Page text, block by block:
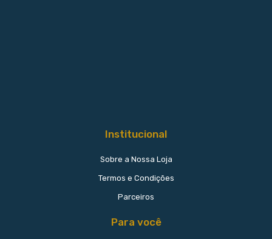
Institucional
Sobre a Nossa Loja
Termos e Condições
Parceiros
Para você